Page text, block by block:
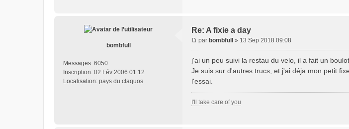
bombfull
Messages: 6050
Inscription: 02 Fév 2006 01:12
Localisation: pays du claquos
Re: A fixie a day
par bombfull » 13 Sep 2018 09:08
j'ai un peu suivi la restau du velo, il a fait un
Je suis sur d'autres trucs, et j'ai déja mon petit
l'essai.
I'll take care of you